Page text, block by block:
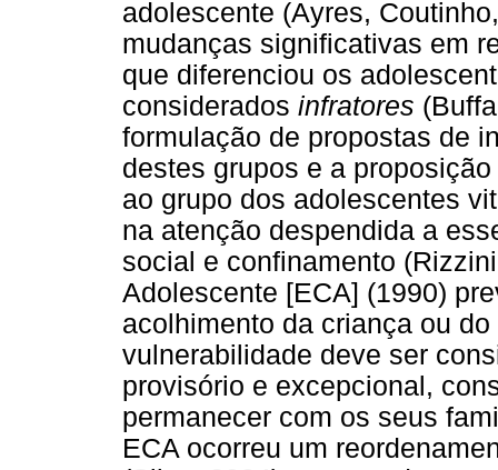
adolescente (Ayres,
mudanças significativas em
que diferenciou os
considerados infratores
formulação de propostas de
destes grupos e a
ao grupo dos adolescentes
na atenção despendida a
social e confinamento
Adolescente [ECA] (1990)
acolhimento da criança ou
vulnerabilidade deve ser
provisório e excepcional,
permanecer com os seus
ECA ocorreu um